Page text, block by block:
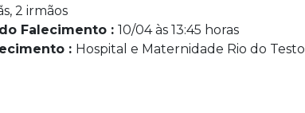
2 irmãos
Falecimento : 10/04 às 13:45 horas
: Hospital e Maternidade Rio do Testo